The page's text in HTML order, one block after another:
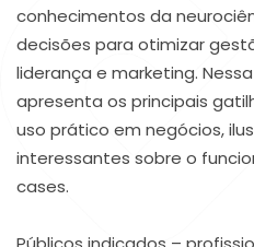
conhecimentos da
decisões para otimizar
liderança e marketing.
apresenta os principais
uso prático em negócios,
interessantes sobre o
cases.